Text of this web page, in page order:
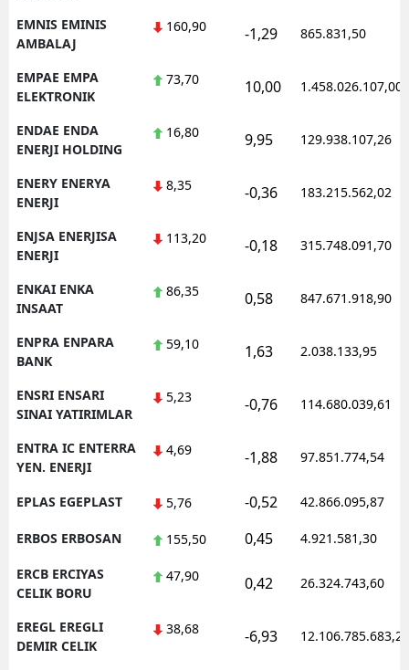
EMNIS EMINIS
AMBALAJ
160,90 -1,29 865.831,50
EMPAE EMPA
ELEKTRONIK
73,70 10,00 1.458.026.107,00
ENDAE ENDA
ENERJI HOLDING
16,80 9,95 129.938.107,26
ENERY ENERYA
ENERJI
8,35 -0,36 183.215.562,02
ENJSA ENERJISA
ENERJI
113,20 -0,18 315.748.091,70
ENKAI ENKA
INSAAT
86,35 0,58 847.671.918,90
ENPRA ENPARA
BANK
59,10 1,63 2.038.133,95
ENSRI ENSARI
SINAI YATIRIMLAR
5,23 -0,76 114.680.039,61
ENTRA IC ENTERRA
YEN. ENERJI
4,69 -1,88 97.851.774,54
EPLAS EGEPLAST 5,76 -0,52 42.866.095,87
ERBOS ERBOSAN 155,50 0,45 4.921.581,30
ERCB ERCIYAS
CELIK BORU
47,90 0,42 26.324.743,60
EREGL EREGLI
DEMIR CELIK
38,68 -6,93 12.106.785.683,20